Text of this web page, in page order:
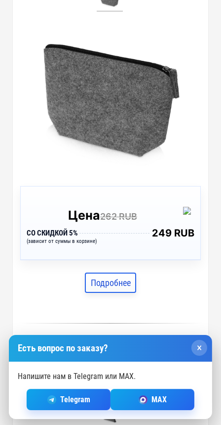
Цена262 RUB
СО СКИДКОЙ 5%
(зависит от суммы в корзине)
249 RUB
Подробнее
Сумка для шопинга «Felt» из RPET-
фетра, серая
арт. 579508
Есть вопрос по заказу? ×
Напишите нам в Telegram или MAX.
Telegram MAX